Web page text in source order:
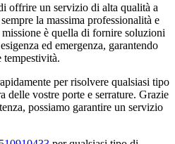
offrire un servizio di alta qualità a
la massima professionalità e
è quella di fornire soluzioni
ed emergenza, garantendo
tempestività.
per risolvere qualsiasi tipo
delle vostre porte e serrature. Grazie
possiamo garantire un servizio